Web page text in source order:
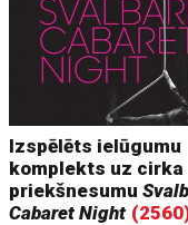
Izspēlēts ielūgumu
komplekts uz cirka
priekšnesumu
Cabaret Night